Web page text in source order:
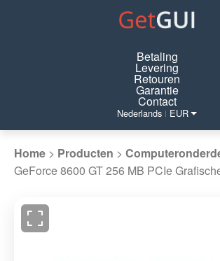
Betaling
Levering
Retouren
Garantie
Contact
Nederlands | EUR
Home > Producten >
GeForce 8600 GT 256 MB PCIe